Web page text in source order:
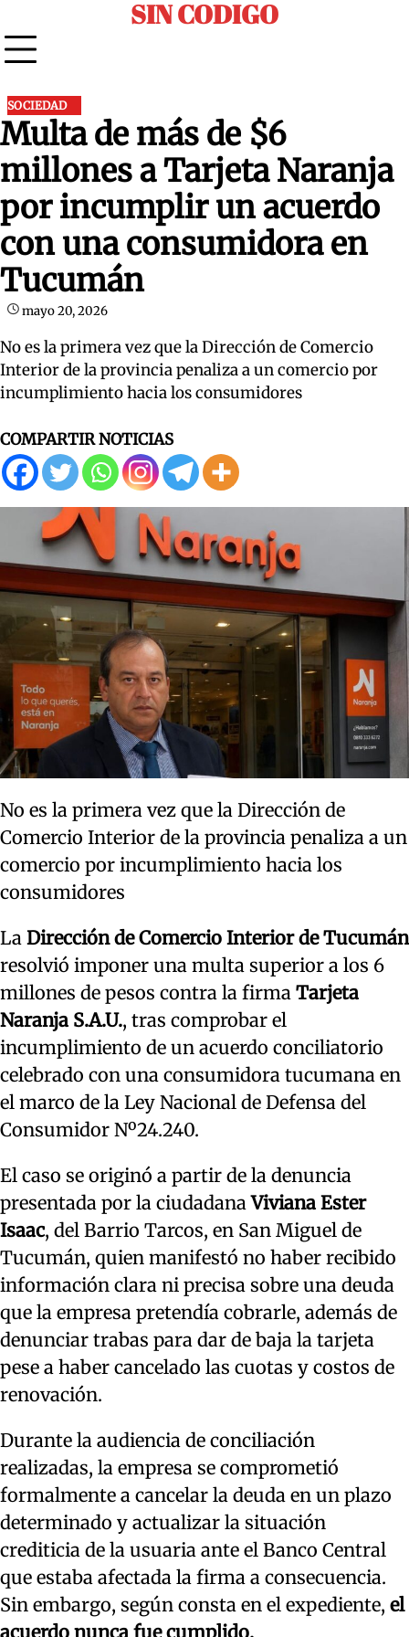
to
content
SIN CODIGO
SOCIEDAD
Multa de más de $6
millones a Tarjeta Naranja
por incumplir un acuerdo
con una consumidora en
Tucumán
mayo 20, 2026
No es la primera vez que la Dirección de Comercio
Interior de la provincia penaliza a un comercio por
incumplimiento hacia los consumidores
COMPARTIR NOTICIAS
No es la primera vez que la Dirección de
Comercio Interior de la provincia penaliza a un
comercio por incumplimiento hacia los
consumidores
La Dirección de Comercio Interior de Tucumán
resolvió imponer una multa superior a los 6
millones de pesos contra la firma Tarjeta
Naranja S.A.U., tras comprobar el
incumplimiento de un acuerdo conciliatorio
celebrado con una consumidora tucumana en
el marco de la Ley Nacional de Defensa del
Consumidor Nº24.240.
El caso se originó a partir de la denuncia
presentada por la ciudadanaViviana Ester
Isaac, del Barrio Tarcos, en San Miguel de
Tucumán, quien manifestó no haber recibido
información clara ni precisa sobre una deuda
que la empresa pretendía cobrarle, además de
denunciar trabas para dar de baja la tarjeta
pese a haber cancelado las cuotas y costos de
renovación.
Durante la audiencia de conciliación
realizadas, la empresa se comprometió
formalmente a cancelar la deuda en un plazo
determinado y actualizar la situación
crediticia de la usuaria ante el Banco Central
que estaba afectada la firma a consecuencia.
Sin embargo, según consta en el expediente, el
acuerdo nunca fue cumplido.